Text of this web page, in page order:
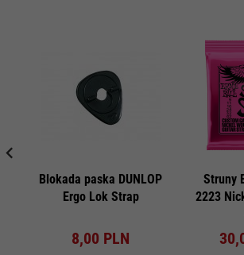
Blokada paska DUNLOP
Ergo Lok Strap
8,00 PLN
Struny
2223
30,